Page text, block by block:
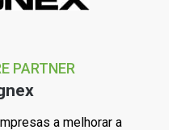
PARTNER
a melhorar a